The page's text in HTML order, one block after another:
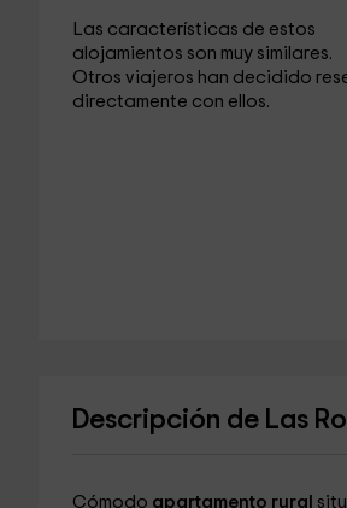
Las características de estos
alojamientos son muy similares.
Otros viajeros han decidido
directamente con ellos.
Descripción de Las
Cómodo apartamento rural